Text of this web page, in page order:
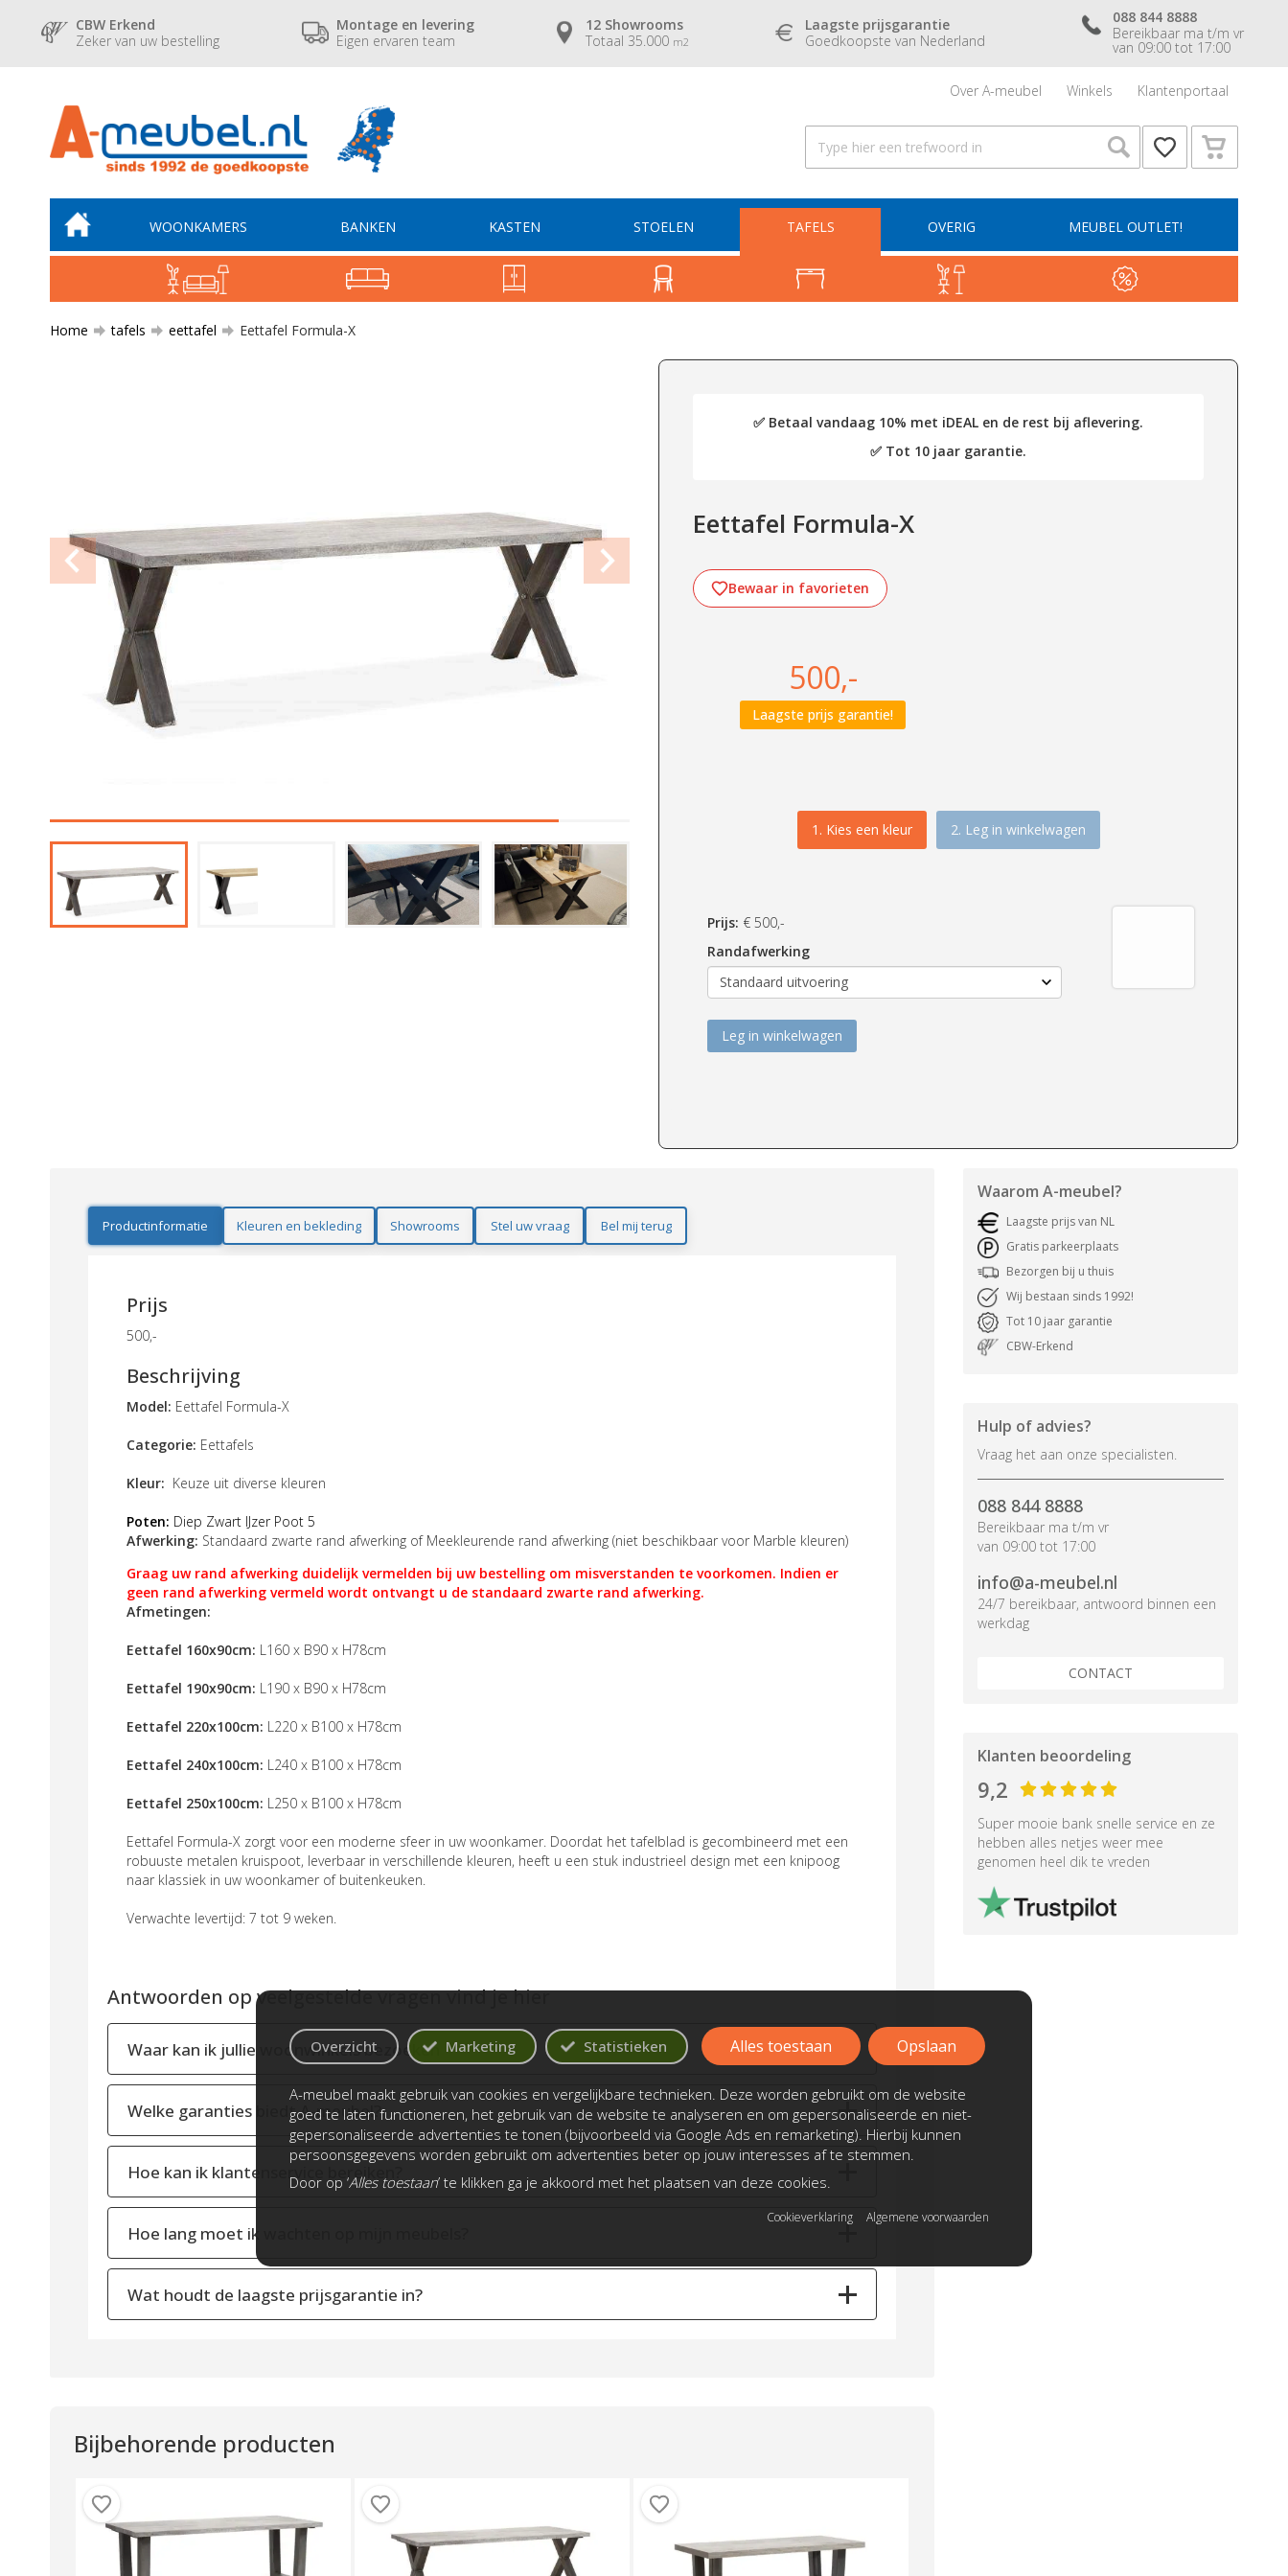
CBW Erkend
Zeker van uw bestelling
Montage en levering
Eigen ervaren team
12 Showrooms
Totaal 35.000 m2
Laagste prijsgarantie
Goedkoopste van Nederland
088 844 8888
Bereikbaar ma t/m vr
van 09:00 tot 17:00
Over A-meubel Winkels Klantenportaal
WOONKAMERS BANKEN KASTEN STOELEN TAFELS OVERIG MEUBEL OUTLET!
Home tafels eettafel Eettafel Formula-X
✅ Betaal vandaag 10% met iDEAL en de rest bij aflevering.
✅ Tot 10 jaar garantie.
Eettafel Formula-X
Bewaar in favorieten
500,-
Laagste prijs garantie!
1. Kies een kleur 2. Leg in winkelwagen
Prijs: € 500,-
Randafwerking
Leg in winkelwagen
Productinformatie Kleuren en bekleding Showrooms Stel uw vraag Bel mij terug
Prijs
500,-
Beschrijving
Model: Eettafel Formula-X
Categorie: Eettafels
Kleur: Keuze uit diverse kleuren
Poten: Diep Zwart IJzer Poot 5
Afwerking: Standaard zwarte rand afwerking of Meekleurende rand afwerking (niet beschikbaar voor Marble kleuren)
Graag uw rand afwerking duidelijk vermelden bij uw bestelling om misverstanden te voorkomen. Indien er
geen rand afwerking vermeld wordt ontvangt u de standaard zwarte rand afwerking.
Afmetingen:
Eettafel 160x90cm: L160 x B90 x H78cm
Eettafel 190x90cm: L190 x B90 x H78cm
Eettafel 220x100cm: L220 x B100 x H78cm
Eettafel 240x100cm: L240 x B100 x H78cm
Eettafel 250x100cm: L250 x B100 x H78cm
Eettafel Formula-X zorgt voor een moderne sfeer in uw woonkamer. Doordat het tafelblad is gecombineerd met een
robuuste metalen kruispoot, leverbaar in verschillende kleuren, heeft u een stuk industrieel design met een knipoog
naar klassiek in uw woonkamer of buitenkeuken.
Verwachte levertijd: 7 tot 9 weken.
Antwoorden op veelgestelde vragen vind je hier
Waar kan ik jullie woonwinkels bezoeken
Welke garanties biedt A-meubel?
Hoe kan ik klantenservice bereiken?
Hoe lang moet ik wachten op mijn meubels?
Wat houdt de laagste prijsgarantie in?
Bijbehorende producten
Waarom A-meubel?
Laagste prijs van NL
Gratis parkeerplaats
Bezorgen bij u thuis
Wij bestaan sinds 1992!
Tot 10 jaar garantie
CBW-Erkend
Hulp of advies?
Vraag het aan onze specialisten.
088 844 8888
Bereikbaar ma t/m vr
van 09:00 tot 17:00
info@a-meubel.nl
24/7 bereikbaar, antwoord binnen een
werkdag
CONTACT
Klanten beoordeling
9,2
Super mooie bank snelle service en ze
hebben alles netjes weer mee
genomen heel dik te vreden
Overzicht Marketing Statistieken
A-meubel maakt gebruik van cookies en vergelijkbare technieken. Deze worden gebruikt om de website
goed te laten functioneren, het gebruik van de website te analyseren en om gepersonaliseerde en niet-
gepersonaliseerde advertenties te tonen (bijvoorbeeld via Google Ads en remarketing). Hierbij kunnen
persoonsgegevens worden gebruikt om advertenties beter op jouw interesses af te stemmen.
Door op ‘Alles toestaan’ te klikken ga je akkoord met het plaatsen van deze cookies.
Alles toestaan Opslaan
Cookieverklaring Algemene voorwaarden